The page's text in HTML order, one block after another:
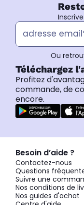
Ou
Téléchargez
Profitez
commande, de
encore.
Besoin d’aide ?
Contactez-nous
Questions
Suivre une
Nos conditions de
Nos guides d'achat